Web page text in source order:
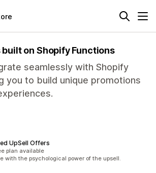
on Shopify Functions
seamlessly with Shopify
you to build unique promotions
UpSell Offers
recenzí: 69
plan available
with the psychological power of the upsell.